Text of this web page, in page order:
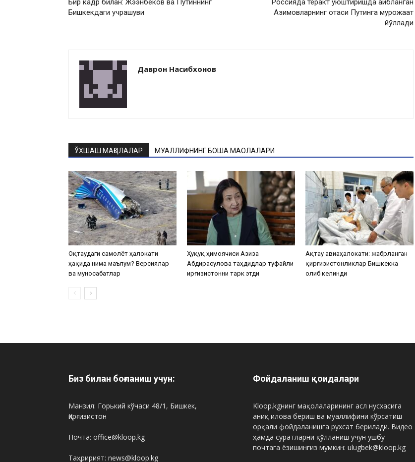
Бишкекдаги учрашуви
Азимовларнинг отаси Путинга мурожаат
йўллади
Даврон Насибхонов
ЎХШАШ МАҚОЛАЛАР МУАЛЛИФНИНГ БОШҚА МАҚОЛАЛАРИ
Оқтаудаги самолёт ҳалокати
ҳақида нима маълум? Версиялар
ва муносабатлар
Ҳуқуқ ҳимоячиси Азиза
Абдирасулова таҳдидлар туфайли
Қирғизистонни тарк этди
Ақтау авиаҳалокати: жабрланган
қирғизистонликлар Бишкекка
олиб келинди
Биз билан боғланиш учун:
Манзил: Горький кўчаси 48/1, Бишкек,
Қирғизистон
Почта: office@kloop.kg
Таҳририят: news@kloop.kg
Фойдаланиш қоидалари
Kloop.kgнинг мақолаларининг асл нусхасига
аниқ илова бериш ва муаллифини кўрсатиш
орқали фойдаланишга рухсат берилади. Видео
ҳамда суратларни қўлланиш учун ушбу
почтага ёзишингиз мумкин: ulugbek@kloop.kg